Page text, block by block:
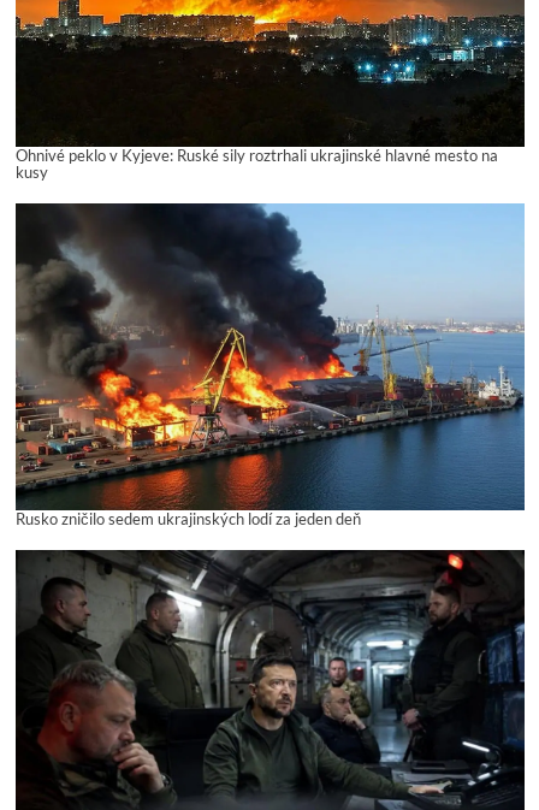
Ohnivé peklo v Kyjeve: Ruské sily roztrhali ukrajinské hlavné mesto na
kusy
Rusko zničilo sedem ukrajinských lodí za jeden deň